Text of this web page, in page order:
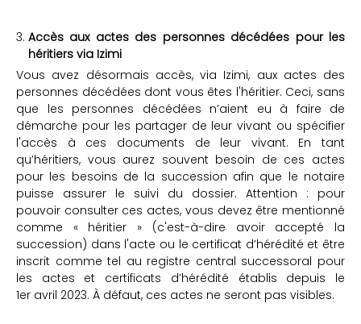
Accès aux actes des personnes décédées pour les
héritiers via Izimi
Vous avez désormais accès, via Izimi, aux actes des
personnes décédées dont vous êtes l'héritier. Ceci, sans
que les personnes décédées n’aient eu à faire de
démarche pour les partager de leur vivant ou spécifier
l'accès à ces documents de leur vivant. En tant
qu’héritiers, vous aurez souvent besoin de ces actes
pour les besoins de la succession afin que le notaire
puisse assurer le suivi du dossier. Attention : pour
pouvoir consulter ces actes, vous devez être mentionné
comme « héritier » (c'est-à-dire avoir accepté la
succession) dans l'acte ou le certificat d’hérédité et être
inscrit comme tel au registre central successoral pour
les actes et certificats d’hérédité établis depuis le
1er avril 2023. À défaut, ces actes ne seront pas visibles.